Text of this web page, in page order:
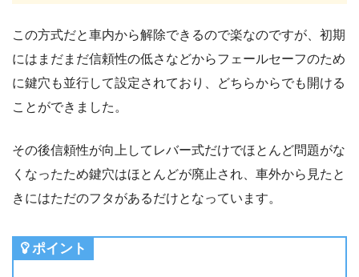
この方式だと車内から解除できるので楽なのですが、初期
にはまだまだ信頼性の低さなどからフェールセーフのため
に鍵穴も並行して設定されており、どちらからでも開ける
ことができました。
その後信頼性が向上してレバー式だけでほとんど問題がな
くなったため鍵穴はほとんどが廃止され、車外から見たと
きにはただのフタがあるだけとなっています。
ポイント